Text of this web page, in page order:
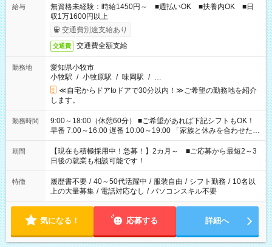
給与
無資格未経験：時給1450円～ ■週払いOK ■扶養内OK ■日
収1万1600円以上
交通費別途支給あり
交通費 交通費全額支給
勤務地
愛知県小牧市
小牧駅 / 小牧原駅 / 味岡駅 / …
≪自宅からドアtoドアで30分以内！≫ご希望の勤務地を紹介
します。
勤務時間
9:00～18:00（休憩60分） ■ご希望があれば下記シフトもOK！
早番 7:00～16:00 遅番 10:00～19:00 「家族と休みを合わせた
い」 「余裕を持って夕飯の準備がしたい」 「できれば残業はし
たくない」 など、ご希望を教えてくださいね。 ※Wワーク希望
の方へ 今ご覧のお仕事で希望する勤務時間と、もう1つのお仕事
の勤務時間。 合計で週40時間を超える場合は応募できません。
期間
【現在も積極採用中！急募！】2カ月～ ■ご応募から最短2～3
日後の就業も相談可能です！
特徴 履歴書不要 / 40～50代活躍中 / 服装自由 / シフト勤務 / 10名以
上の大量募集 / 電話対応なし / パソコンスキル不要
気になる！ 応募する 詳細へ